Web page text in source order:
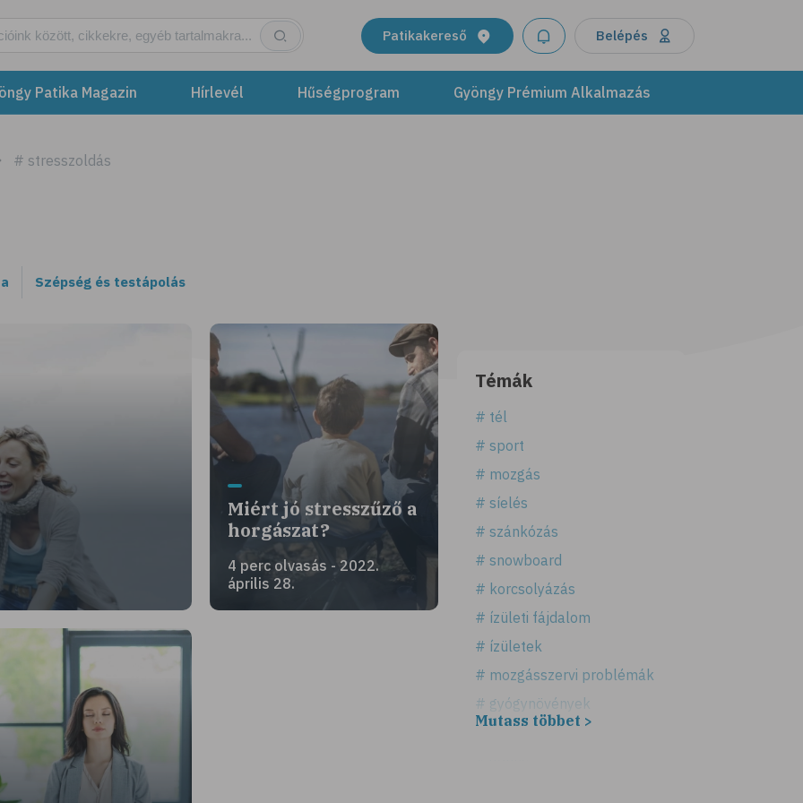
Patikakereső Belépés
Patika Magazin Hírlevél Hűségprogram Gyöngy Prémium Alkalmazás
# stresszoldás
Szépség és testápolás
Miért jó stresszűző a
horgászat?
4 perc olvasás - 2022.
április 28.
Témák
# tél
# sport
# mozgás
# síelés
# szánkózás
# snowboard
# korcsolyázás
# ízületi fájdalom
# ízületek
# mozgásszervi problémák
# gyógynövények
# hátfájás
Mutass többet >